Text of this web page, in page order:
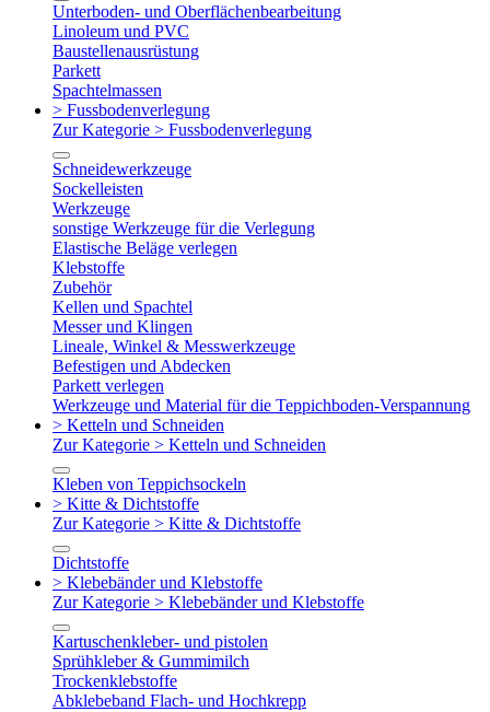
Unterboden- und Oberflächenbearbeitung
Linoleum und PVC
Baustellenausrüstung
Parkett
Spachtelmassen
> Fussbodenverlegung
Zur Kategorie > Fussbodenverlegung
Schneidewerkzeuge
Sockelleisten
Werkzeuge
sonstige Werkzeuge für die Verlegung
Elastische Beläge verlegen
Klebstoffe
Zubehör
Kellen und Spachtel
Messer und Klingen
Lineale, Winkel & Messwerkzeuge
Befestigen und Abdecken
Parkett verlegen
Werkzeuge und Material für die Teppichboden-Verspannung
> Ketteln und Schneiden
Zur Kategorie > Ketteln und Schneiden
Kleben von Teppichsockeln
> Kitte & Dichtstoffe
Zur Kategorie > Kitte & Dichtstoffe
Dichtstoffe
> Klebebänder und Klebstoffe
Zur Kategorie > Klebebänder und Klebstoffe
Kartuschenkleber- und pistolen
Sprühkleber & Gummimilch
Trockenklebstoffe
Abklebeband Flach- und Hochkrepp